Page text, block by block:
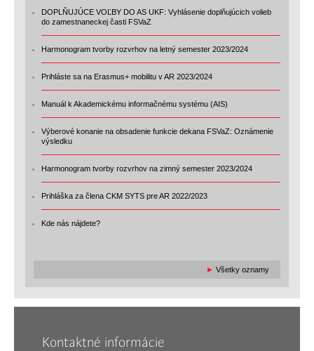
DOPLŇUJÚCE VOĽBY DO AS UKF: Vyhlásenie doplňujúcich volieb
do zamestnaneckej časti FSVaZ
Harmonogram tvorby rozvrhov na letný semester 2023/2024
Prihláste sa na Erasmus+ mobilitu v AR 2023/2024
Manuál k Akademickému informačnému systému (AIS)
Výberové konanie na obsadenie funkcie dekana FSVaZ: Oznámenie
výsledku
Harmonogram tvorby rozvrhov na zimný semester 2023/2024
Prihláška za člena CKM SYTS pre AR 2022/2023
Kde nás nájdete?
► Všetky oznamy
Kontaktné informácie